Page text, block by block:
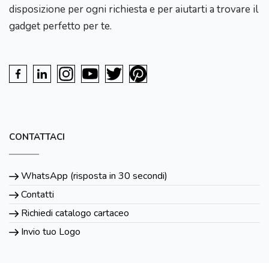
disposizione per ogni richiesta e per aiutarti a trovare il
gadget perfetto per te.
CONTATTACI
WhatsApp (risposta in 30 secondi)
Contatti
Richiedi catalogo cartaceo
Invio tuo Logo